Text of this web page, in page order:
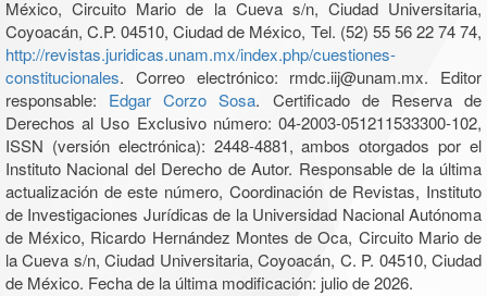
México, Circuito Mario de la Cueva s/n, Ciudad Universitaria,
Coyoacán, C.P. 04510, Ciudad de México, Tel. (52) 55 56 22 74 74,
http://revistas.juridicas.unam.mx/index.php/cuestiones-
constitucionales. Correo electrónico: rmdc.iij@unam.mx. Editor
responsable: Edgar Corzo Sosa. Certificado de Reserva de
Derechos al Uso Exclusivo número: 04-2003-051211533300-102,
ISSN (versión electrónica): 2448-4881, ambos otorgados por el
Instituto Nacional del Derecho de Autor. Responsable de la última
actualización de este número, Coordinación de Revistas, Instituto
de Investigaciones Jurídicas de la Universidad Nacional Autónoma
de México, Ricardo Hernández Montes de Oca, Circuito Mario de
la Cueva s/n, Ciudad Universitaria, Coyoacán, C. P. 04510, Ciudad
de México. Fecha de la última modificación: julio de 2026.